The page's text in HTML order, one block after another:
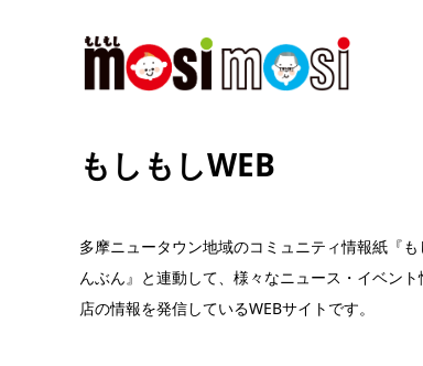
もしもしWEB
多摩ニュータウン地域のコミュニティ情報紙『も
んぶん』と連動して、様々なニュース・イベント
店の情報を発信しているWEBサイトです。